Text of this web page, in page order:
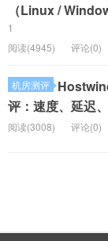
（Linux /
1
阅读(4945)
评论(0)
机房测评
评：速度、延迟
阅读(3008)
评论(0)